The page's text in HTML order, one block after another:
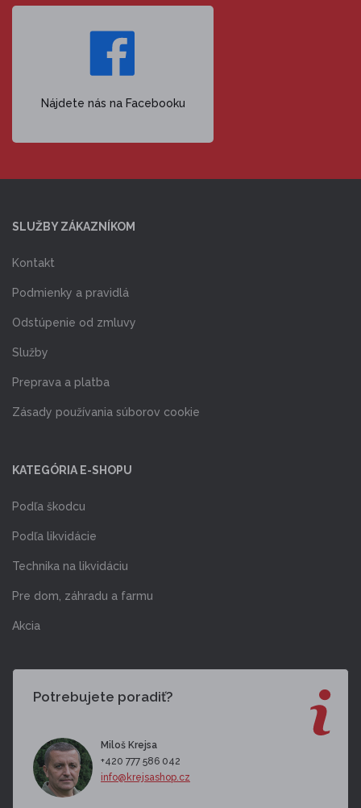
Nájdete nás na Facebooku
SLUŽBY ZÁKAZNÍKOM
Kontakt
Podmienky a pravidlá
Odstúpenie od zmluvy
Služby
Preprava a platba
Zásady používania súborov cookie
KATEGÓRIA E-SHOPU
Podľa škodcu
Podľa likvidácie
Technika na likvidáciu
Pre dom, záhradu a farmu
Akcia
Potrebujete poradiť?
Miloš Krejsa
+420 777 586 042
info@krejsashop.cz